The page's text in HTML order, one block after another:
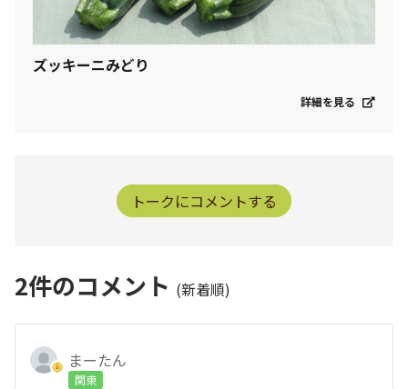
ズッキーニみどり
詳細を見る
トークにコメントする
2件のコメント (新着順)
まーたん
関東